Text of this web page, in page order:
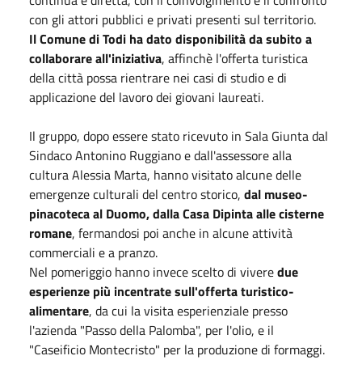
con gli attori pubblici e privati presenti sul territorio.
Il Comune di Todi ha dato disponibilità da subito a
collaborare all'iniziativa, affinchè l'offerta turistica
della città possa rientrare nei casi di studio e di
applicazione del lavoro dei giovani laureati.
Il gruppo, dopo essere stato ricevuto in Sala Giunta dal
Sindaco Antonino Ruggiano e dall'assessore alla
cultura Alessia Marta, hanno visitato alcune delle
emergenze culturali del centro storico, dal museo-
pinacoteca al Duomo, dalla Casa Dipinta alle cisterne
romane, fermandosi poi anche in alcune attività
commerciali e a pranzo.
Nel pomeriggio hanno invece scelto di viveredue
esperienze più incentrate sull'offerta turistico-
alimentare, da cui la visita esperienziale presso
l'azienda "Passo della Palomba", per l'olio, e il
"Caseificio Montecristo" per la produzione di formaggi.